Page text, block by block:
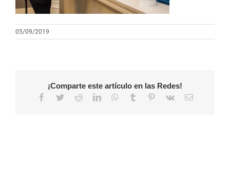
05/09/2019
¡Comparte este artículo en las Redes!
Facebook
TwitterRedditLinkedInWhatsApp
Tumblr Pinterest
Vk
Correo